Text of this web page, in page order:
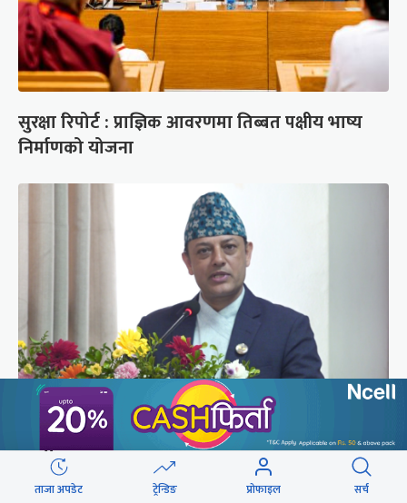
सुरक्षा रिपोर्ट : प्राज्ञिक आवरणमा तिब्बत पक्षीय भाष्य
निर्माणको योजना
‘संसद्‍मा कालो चस्मा खोल्नू, बैठक चल्दा सेयर कारोबार
नगर्नू’
ताजा अपडेट ट्रेन्डिङ प्रोफाइल सर्च